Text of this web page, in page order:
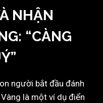
NHẬN
“CÀNG
người bắt đầu đánh
là một ví dụ điển